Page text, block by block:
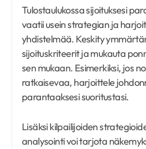
Tulostaulukossa sijoituksesi
vaatii usein strategian ja
yhdistelmää. Keskity
sijoituskriteerit ja mukauta
sen mukaan. Esimerkiksi, jos
ratkaisevaa, harjoittele
parantaaksesi suoritustasi.
Lisäksi kilpailijoiden
analysointi voi tarjota